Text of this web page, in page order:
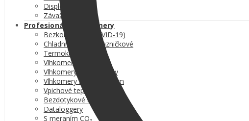
Displeje
Závažia
Profesionálne teplomery
Bezkontaktné (COVID-19)
Chladničkové a mrazničkové
Termokamery
Vlhkomery
Vlhkomery na materiály
Vlhkomery s teplomerom
Vpichové teplomery
Bezdotykové teplomery
Dataloggery
S meraním CO₂